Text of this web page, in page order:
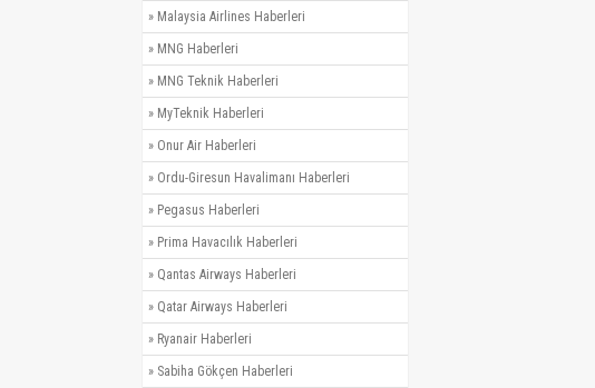
» Malaysia Airlines Haberleri
» MNG Haberleri
» MNG Teknik Haberleri
» MyTeknik Haberleri
» Onur Air Haberleri
» Ordu-Giresun Havalimanı Haberleri
» Pegasus Haberleri
» Prima Havacılık Haberleri
» Qantas Airways Haberleri
» Qatar Airways Haberleri
» Ryanair Haberleri
» Sabiha Gökçen Haberleri